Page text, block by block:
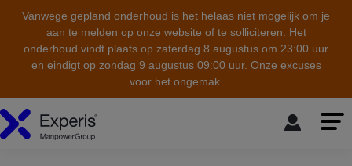
Vanwege gepland onderhoud is het helaas niet mogelijk om je
aan te melden op onze website of te solliciteren. Het
onderhoud vindt plaats op zaterdag 8 augustus om 23:00 uur
en eindigt op zondag 9 augustus 09:00 uur. Onze excuses
voor het ongemak.
skip to the main content